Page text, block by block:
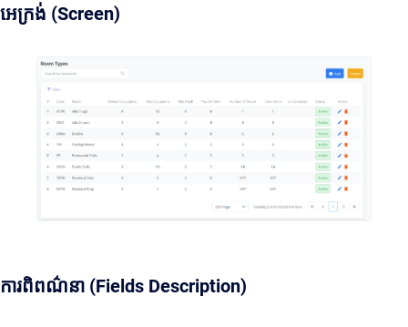
អេក្រង់ (Screen)
ការពិពណ៌នា (Fields Description)